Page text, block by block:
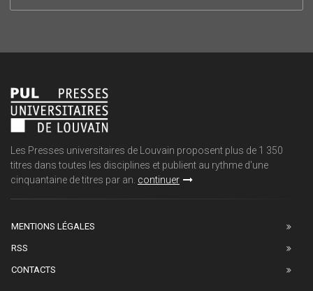
Les Presses universitaires de Louvain proposent plus de 1 350
titres dans toutes les disciplines et publient au rythme d'une
cinquantaine de titres par an. continuer
MENTIONS LÉGALES
RSS
CONTACTS